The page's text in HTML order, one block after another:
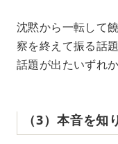
沈黙から一転して
察を終えて振る話
話題が出たいずれか
（3）本音を